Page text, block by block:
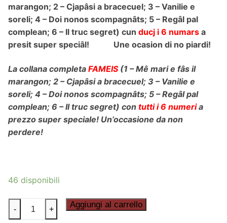
marangon; 2 – Cjapâsi a bracecuel; 3 – Vanilie e
soreli; 4 – Doi nonos scompagnâts; 5 – Regâl pal
complean; 6 – Il truc segret) cun ducj i 6 numars a
presit super speciâl! Une ocasion di no piardi!
La collana completa FAMEIS(1 – Mê mari e fâs il
marangon; 2 – Cjapâsi a bracecuel; 3 – Vanilie e
soreli; 4 – Doi nonos scompagnâts; 5 – Regâl pal
complean; 6 – Il truc segret) con tutti i 6 numeria
prezzo super speciale! Un’occasione da non
perdere!
46 disponibili
FAMEIS
-
- + Aggiungi al carrello